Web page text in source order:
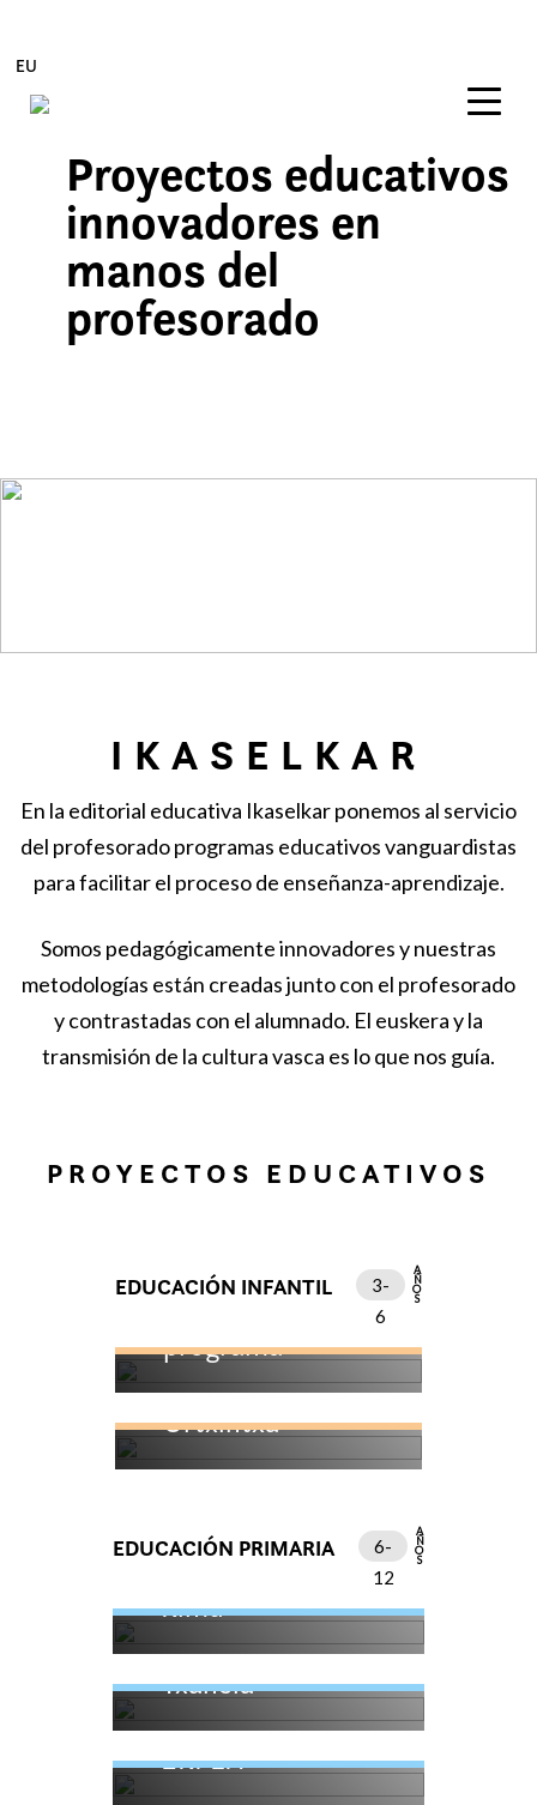
Edukira zuzenean joan
EU
Proyectos educativos
innovadores en
manos del
profesorado
IKASELKAR
En la editorial educativa Ikaselkar ponemos al servicio
del profesorado programas educativos vanguardistas
para facilitar el proceso de enseñanza-aprendizaje.
Somos pedagógicamente innovadores y nuestras
metodologías están creadas junto con el profesorado
y contrastadas con el alumnado. El euskera y la
transmisión de la cultura vasca es lo que nos guía.
PROYECTOS EDUCATIVOS
EDUCACIÓN INFANTIL
3-
6
AÑOS
programa
Urtxintxa
EDUCACIÓN PRIMARIA
6-
12
AÑOS
Kimu
Txanela
EKI LH